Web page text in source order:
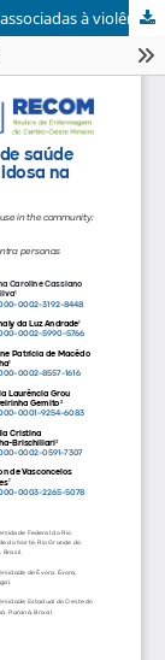
Características sociodemográficas e de saúde associadas à violência contra pessoa idosa na comunidade: estudo transversal